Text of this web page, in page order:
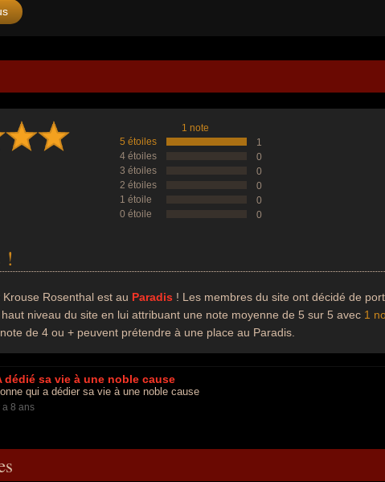
1 note
5 étoiles
1
4 étoiles
0
3 étoiles
0
2 étoiles
0
1 étoile
0
0 étoile
0
!
Krouse Rosenthal est au Paradis ! Les membres du site ont décidé de
haut niveau du site en lui attribuant une note moyenne de 5 sur 5 avec 1
de 4 ou + peuvent prétendre à une place au Paradis.
dédié sa vie à une noble cause
qui a dédier sa vie à une noble cause
a 8 ans